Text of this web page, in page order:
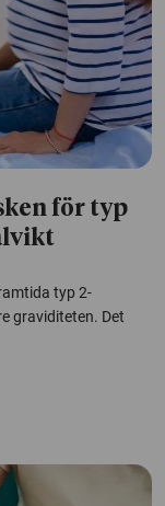
för typ
typ 2-
graviditeten. Det